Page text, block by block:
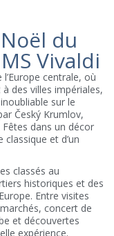
du
Vivaldi
centrale, où
des villes impériales,
sur le
Český Krumlov,
dans un décor
et d’un
classés au
historiques et des
Entre visites
concert de
et découvertes
expérience.